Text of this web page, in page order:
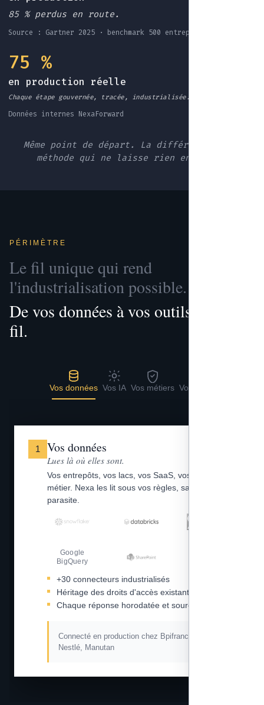
85 % perdus en route.
Source : Gartner 2025 · benchmark 500 entreprises EU
75 %
en production réelle
Chaque étape gouvernée, tracée, industrialisée.
Données internes NexaForward
Même point de départ. La différence : une
méthode qui ne laisse rien en route.
PÉRIMÈTRE
Le fil unique qui rend
l'industrialisation possible.
De vos données à vos outils, un seul
fil.
Vos données Vos IA Vos métiers Vos outils
1 Vos données
Lues là où elles sont.
Vos entrepôts, vos lacs, vos SaaS, vos fichiers
métier. Nexa les lit sous vos règles, sans copie
parasite.
Google
BigQuery
+30 connecteurs industrialisés
Héritage des droits d'accès existants
Chaque réponse horodatée et sourcée
Connecté en production chez Bpifrance, L'Oréal,
Nestlé, Manutan